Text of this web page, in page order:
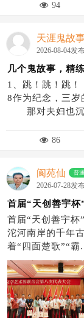
94
天涯鬼故
2026-08-04发
几个鬼故事，精
1、跳！跳！跳
8作为纪念，三
那对夫妇也沉
86
阆苑仙 普
2026-07-28发
首届“天创善宇
首届“天创善宇杯
沱河南岸的千年
着“四面楚歌”“霸